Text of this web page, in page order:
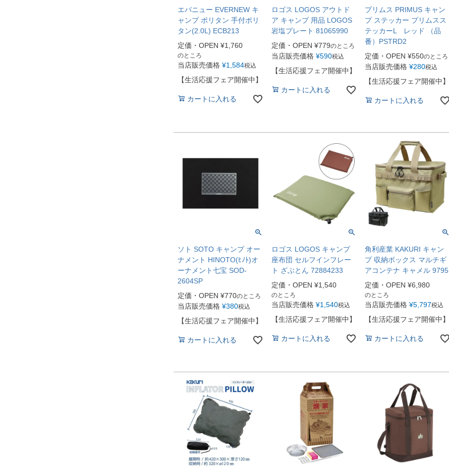
エバニュー EVERNEW キ
ャンプ ポリタン 手付ポリ
タン(2.0L) ECB213
定価・OPEN ¥1,760
のところ
当店販売価格 ¥1,584税込
【生活応援フェア開催中】
カートに入れる
ロゴス LOGOS アウトド
ア キャンプ 用品 LOGOS
岩塩プレート 81065990
定価・OPEN ¥779のところ
当店販売価格 ¥590税込
【生活応援フェア開催中】
カートに入れる
プリムス PRIMUS キャン
プ ステッカー プリムスス
テッカーL レッド （品
番）PSTRD2
定価・OPEN ¥550のところ
当店販売価格 ¥280税込
【生活応援フェア開催中】
カートに入れる
ソト SOTO キャンプ オー
ナメント HINOTO(ﾋﾉﾄ)オ
ーナメント七宝 SOD-
2604SP
定価・OPEN ¥770のところ
当店販売価格 ¥380税込
【生活応援フェア開催中】
カートに入れる
ロゴス LOGOS キャンプ
座布団 セルフインフレー
ト ざぶとん 72884233
定価・OPEN ¥1,540
のところ
当店販売価格 ¥1,540税込
【生活応援フェア開催中】
カートに入れる
角利産業 KAKURI キャン
プ 収納ボックス マルチギ
アコンテナ キャメル 9795
定価・OPEN ¥6,980
のところ
当店販売価格 ¥5,797税込
【生活応援フェア開催中】
カートに入れる